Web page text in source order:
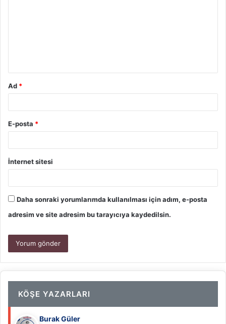
Ad *
E-posta *
İnternet sitesi
Daha sonraki yorumlarımda kullanılması için adım, e-posta
adresim ve site adresim bu tarayıcıya kaydedilsin.
KÖŞE YAZARLARI
Burak Güler